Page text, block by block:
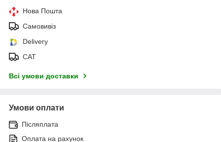
Нова Пошта
Самовивіз
Delivery
САТ
Всі умови доставки
Умови оплати
Післяплата
Оплата на рахунок